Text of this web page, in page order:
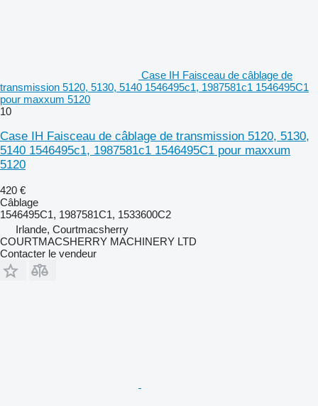
Case IH Faisceau de câblage de
transmission 5120, 5130, 5140 1546495c1, 1987581c1 1546495C1
pour maxxum 5120
10
Case IH Faisceau de câblage de transmission 5120, 5130,
5140 1546495c1, 1987581c1 1546495C1 pour maxxum
5120
420 €
Câblage
1546495C1, 1987581C1, 1533600C2
Irlande, Courtmacsherry
COURTMACSHERRY MACHINERY LTD
Contacter le vendeur